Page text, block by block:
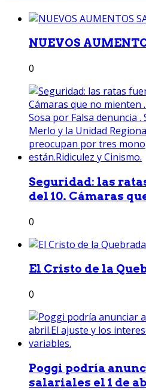
NUEVOS
0
Seguridad: las
del 10. Cámaras
0
El Cristo de la
0
Poggi podría
salariales el 1 de